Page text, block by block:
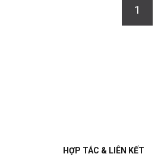
1
HỢP TÁC & LIÊN KẾT